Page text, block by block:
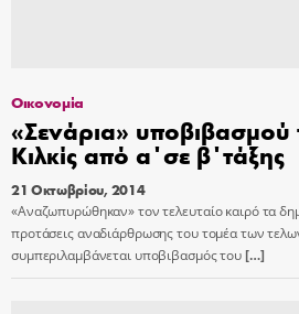
Οικονομία
«Σενάρια» υποβιβασμού
Κιλκίς από α΄σε β΄τάξης
21 Οκτωβρίου, 2014
«Αναζωπυρώθηκαν» τον τελευταίο καιρό τα
προτάσεις αναδιάρθρωσης του τομέα των
συμπεριλαμβάνεται υποβιβασμός του[…]